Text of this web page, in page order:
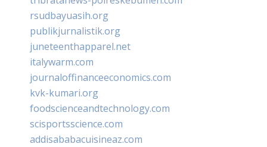
rsudbayuasih.org
publikjurnalistik.org
juneteenthapparel.net
italywarm.com
journaloffinanceeconomics.com
kvk-kumari.org
foodscienceandtechnology.com
scisportsscience.com
addisababacuisineaz.com